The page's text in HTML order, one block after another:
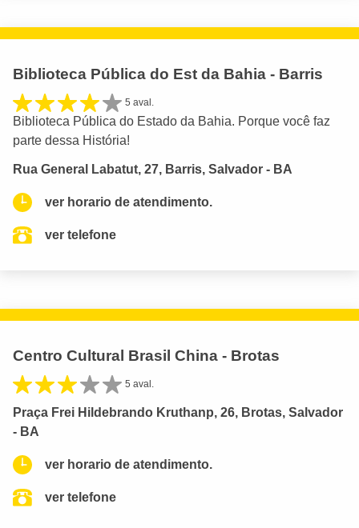
Biblioteca Pública do Est da Bahia - Barris
5 aval.
Biblioteca Pública do Estado da Bahia. Porque você faz
parte dessa História!
Rua General Labatut, 27, Barris, Salvador - BA
ver horario de atendimento.
ver telefone
Centro Cultural Brasil China - Brotas
5 aval.
Praça Frei Hildebrando Kruthanp, 26, Brotas, Salvador
- BA
ver horario de atendimento.
ver telefone